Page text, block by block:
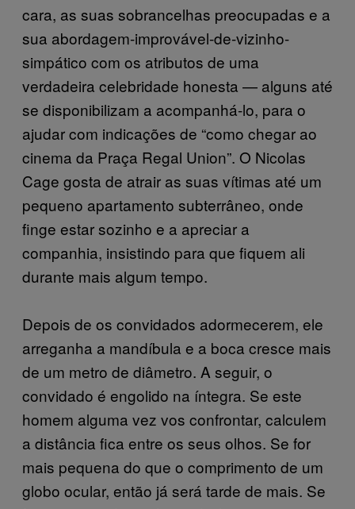
cara, as suas sobrancelhas preocupadas e a
sua abordagem-improvável-de-vizinho-
simpático com os atributos de uma
verdadeira celebridade honesta — alguns até
se disponibilizam a acompanhá-lo, para o
ajudar com indicações de “como chegar ao
cinema da Praça Regal Union”. O Nicolas
Cage gosta de atrair as suas vítimas até um
pequeno apartamento subterrâneo, onde
finge estar sozinho e a apreciar a
companhia, insistindo para que fiquem ali
durante mais algum tempo.
Depois de os convidados adormecerem, ele
arreganha a mandíbula e a boca cresce mais
de um metro de diâmetro. A seguir, o
convidado é engolido na íntegra. Se este
homem alguma vez vos confrontar, calculem
a distância fica entre os seus olhos. Se for
mais pequena do que o comprimento de um
globo ocular, então já será tarde de mais. Se